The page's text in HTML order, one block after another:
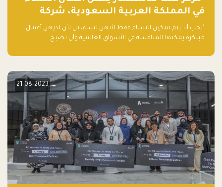
في المملكة العربية السعودية، شركة
ناشئة تلو الأخرى."
"يجب ألا يتم تمكين النساء فقط لأنهن نساء، بل لأن لديهن أعمال
مبتكرة يمكنها المنافسة في الأسواق العالمية وأن تصبح
21-08-2023